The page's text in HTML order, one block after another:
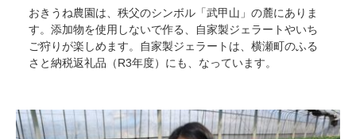
おきうね農園は、秩父のシンボル「武甲山」の麓にありま
す。添加物を使用しないで作る、自家製ジェラートやいち
ご狩りが楽しめます。自家製ジェラートは、横瀬町のふる
さと納税返礼品（R3年度）にも、なっています。